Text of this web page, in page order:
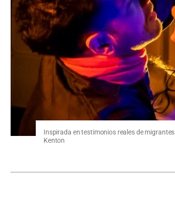
Inspirada en testimonios reales de
Kenton